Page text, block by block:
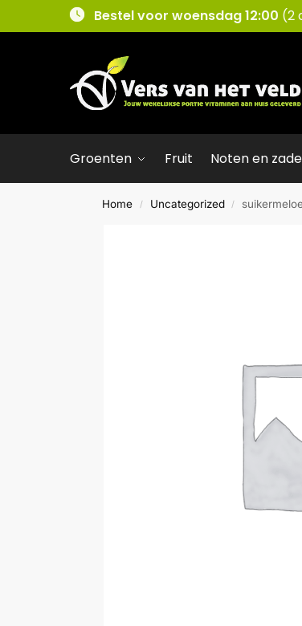
Bestel voor woensdag 12:00 (2
Groenten Fruit Noten en
Home / Uncategorized /